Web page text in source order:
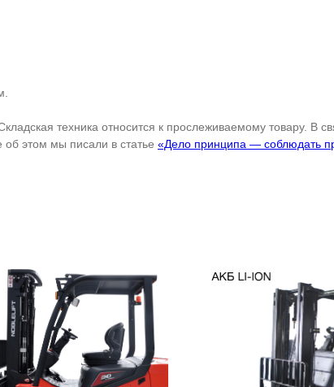
техника относится к прослеживаемому товару. В
этом мы писали в статье «Дело принципа — соблюдать